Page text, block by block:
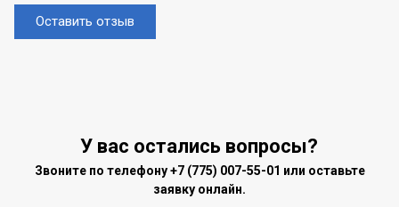
Оставить отзыв
У вас остались вопросы?
Звоните по телефону+7 (775) 007-55-01 или оставьте
заявку онлайн.